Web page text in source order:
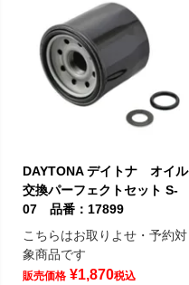
DAYTONA デイトナ オイル
交換パーフェクトセット S-
07 品番：17899
こちらはお取りよせ・予約対
象商品です
販売価格 ¥1,870税込